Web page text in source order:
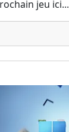
jeu ici...